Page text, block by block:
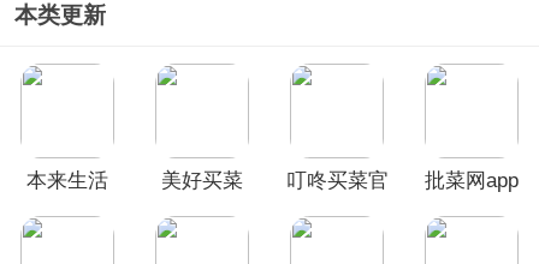
本类更新
本来生活
美好买菜
叮咚买菜官
批菜网app